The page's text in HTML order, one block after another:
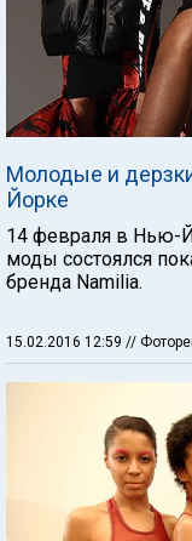
Молодые и
Йорке
14 февраля в Нью-
моды состоялся
бренда Namilia.
15.02.2016 12:59 //